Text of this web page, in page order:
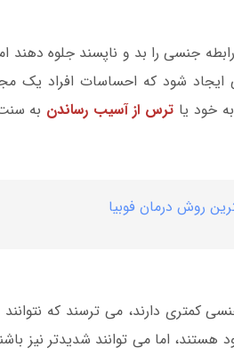
جنسی را بد و ناپسند جلوه دهند
ایجاد شود که احساسات افراد یک
خود یا ترس از آسیب رساندن به
روش درمان فوبیا
کمتری دارند، می ترسند که
اما می توانند شدیدتر نیز